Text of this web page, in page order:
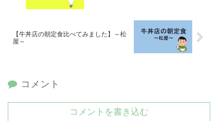
【牛丼店の朝定食比べてみました】～松
屋～
コメント
コメントを書き込む